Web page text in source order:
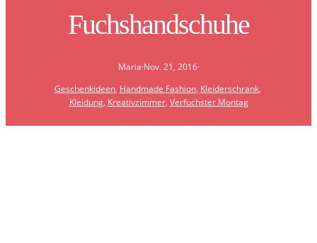
Fuchshandschuhe
Maria·Nov. 21, 2016·
Geschenkideen, Handmade Fashion, Kleiderschrank
Kleidung, Kreativzimmer, Verfuchster Montag